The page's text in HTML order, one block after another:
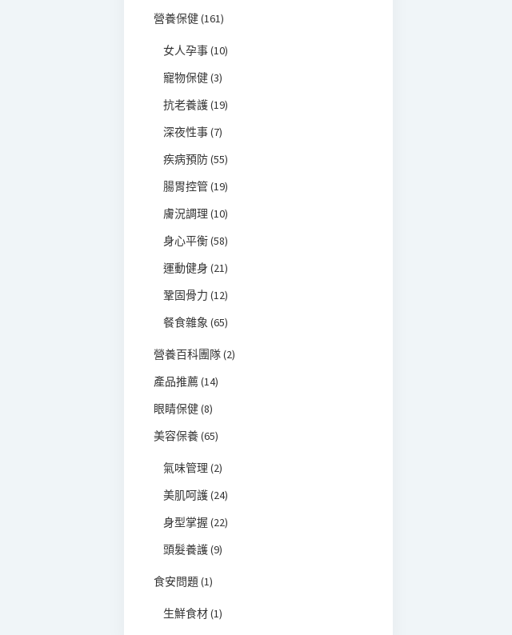
營養保健(161)
女人孕事(10)
寵物保健(3)
抗老養護(19)
深夜性事(7)
疾病預防(55)
腸胃控管(19)
膚況調理 (10)
身心平衡(58)
運動健身 (21)
鞏固骨力 (12)
餐食雜象 (65)
營養百科團隊(2)
產品推薦(14)
眼睛保健(8)
美容保養(65)
氣味管理 (2)
美肌呵護(24)
身型掌握 (22)
頭髮養護(9)
食安問題(1)
生鮮食材(1)